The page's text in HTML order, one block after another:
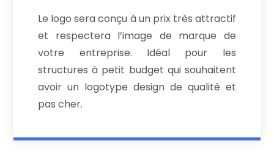
Le logo sera conçu à un prix très attractif
et respectera l’image de marque de
votre entreprise. Idéal pour les
structures à petit budget qui souhaitent
avoir un logotype design de qualité et
pas cher.